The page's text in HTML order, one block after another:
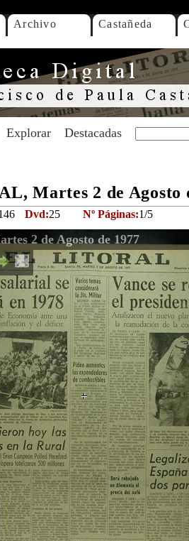
Archivo Castañeda
Explorar Destacadas
Martes 2 de Agosto
Dvd:25 Nº Páginas:1/5
2 de Agosto de 1977